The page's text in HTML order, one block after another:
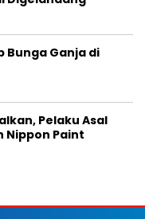
Bunga Ganja di
Pelaku Asal
Nippon Paint